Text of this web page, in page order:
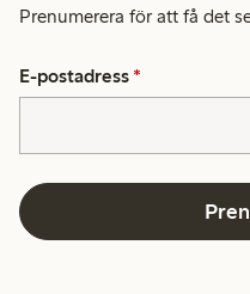
Prenumerera för att få det
E-postadress *